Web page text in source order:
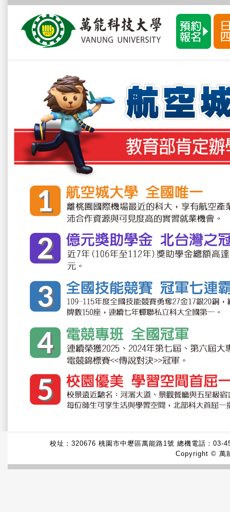
校址：320676 桃園市中壢區萬能路1號 總機電話： 03-
Copyright © 萬